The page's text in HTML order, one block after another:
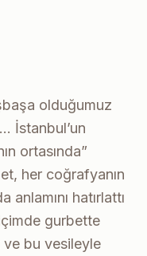
olduğumuz
İstanbul’un
ortasında”
her coğrafyanın
hatırlattı
gurbette
bu vesileyle